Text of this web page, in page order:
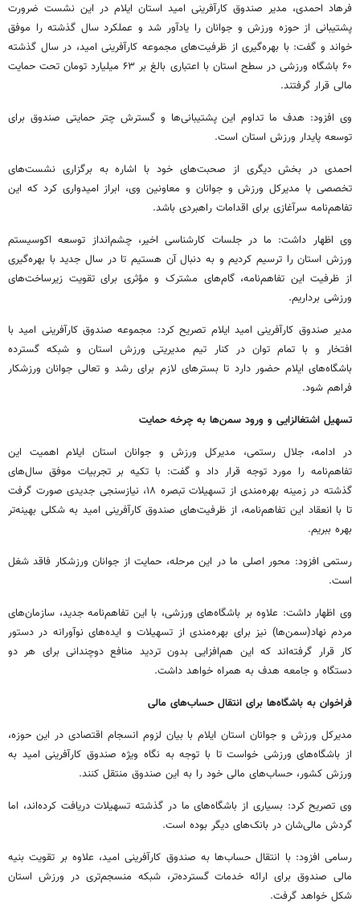
فرهاد احمدی، مدیر صندوق کارآفرینی امید استان ایلام در این نشست ضرورت
پشتیبانی از حوزه ورزش و جوانان را یادآور شد و عملکرد سال گذشته را موفق
خواند و گفت: با بهره‌گیری از ظرفیت‌های مجموعه کارآفرینی امید، در سال گذشته
۶۰ باشگاه ورزشی در سطح استان با اعتباری بالغ بر ۶۳ میلیارد تومان تحت حمایت
مالی قرار گرفتند.
وی افزود: هدف ما تداوم این پشتیبانی‌ها و گسترش چتر حمایتی صندوق برای
توسعه پایدار ورزش استان است.
احمدی در بخش دیگری از صحبت‌های خود با اشاره به برگزاری نشست‌های
تخصصی با مدیرکل ورزش و جوانان و معاونین وی، ابراز امیدواری کرد که این
تفاهم‌نامه سرآغازی برای اقدامات راهبردی باشد.
وی اظهار داشت: ما در جلسات کارشناسی اخیر، چشم‌انداز توسعه اکوسیستم
ورزش استان را ترسیم کردیم و به دنبال آن هستیم تا در سال جدید با بهره‌گیری
از ظرفیت این تفاهم‌نامه، گام‌های مشترک و مؤثری برای تقویت زیرساخت‌های
ورزشی برداریم.
مدیر صندوق کارآفرینی امید ایلام تصریح کرد: مجموعه صندوق کارآفرینی امید با
افتخار و با تمام توان در کنار تیم مدیریتی ورزش استان و شبکه گسترده
باشگاه‌های ایلام حضور دارد تا بسترهای لازم برای رشد و تعالی جوانان ورزشکار
فراهم شود.
تسهیل اشتغالزایی و ورود سمن‌ها به چرخه حمایت
در ادامه، جلال رستمی، مدیرکل ورزش و جوانان استان ایلام اهمیت این
تفاهم‌نامه را مورد توجه قرار داد و گفت: با تکیه بر تجربیات موفق سال‌های
گذشته در زمینه بهره‌مندی از تسهیلات تبصره ۱۸، نیازسنجی جدیدی صورت گرفت
تا با انعقاد این تفاهم‌نامه، از ظرفیت‌های صندوق کارآفرینی امید به شکلی بهینه‌تر
بهره ببریم.
رستمی افزود: محور اصلی ما در این مرحله، حمایت از جوانان ورزشکار فاقد شغل
است.
وی اظهار داشت: علاوه بر باشگاه‌های ورزشی، با این تفاهم‌نامه جدید، سازمان‌های
مردم نهاد(سمن‌ها) نیز برای بهره‌مندی از تسهیلات و ایده‌های نوآورانه در دستور
کار قرار گرفته‌اند که این هم‌افزایی بدون تردید منافع دوچندانی برای هر دو
دستگاه و جامعه هدف به همراه خواهد داشت.
فراخوان به باشگاه‌ها برای انتقال حساب‌های مالی
مدیرکل ورزش و جوانان استان ایلام با بیان لزوم انسجام اقتصادی در این حوزه،
از باشگاه‌های ورزشی خواست تا با توجه به نگاه ویژه صندوق کارآفرینی امید به
ورزش کشور، حساب‌های مالی خود را به این صندوق منتقل کنند.
وی تصریح کرد: بسیاری از باشگاه‌های ما در گذشته تسهیلات دریافت کرده‌اند، اما
گردش مالی‌شان در بانک‌های دیگر بوده است.
رسامی افزود: با انتقال حساب‌ها به صندوق کارآفرینی امید، علاوه بر تقویت بنیه
مالی صندوق برای ارائه خدمات گسترده‌تر، شبکه منسجم‌تری در ورزش استان
شکل خواهد گرفت.